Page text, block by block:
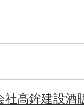
社高鉾建設酒